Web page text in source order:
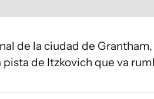
de la ciudad de Grantham,
de Itzkovich que va